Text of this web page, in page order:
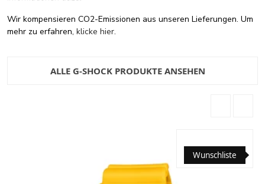
Wir kompensieren CO2-Emissionen aus unseren Lieferungen. Um
mehr zu erfahren, klicke hier.
ALLE G-SHOCK PRODUKTE ANSEHEN
Wunschliste